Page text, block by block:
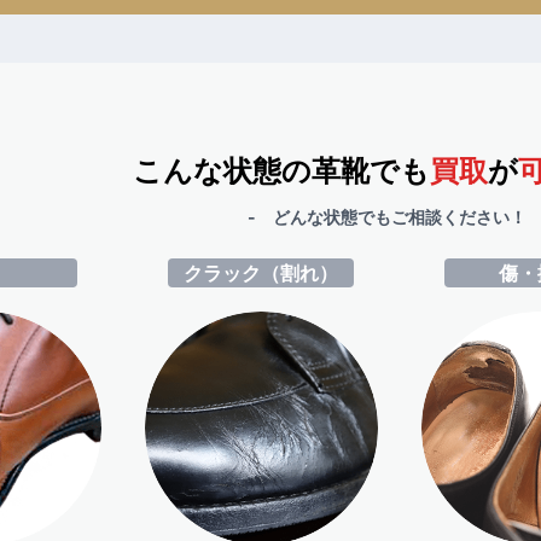
こんな状態の革靴でも買取が
- どんな状態でもご相談ください
クラック（割れ） 傷